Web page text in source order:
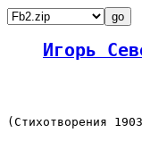
Игорь
(Стихотворения